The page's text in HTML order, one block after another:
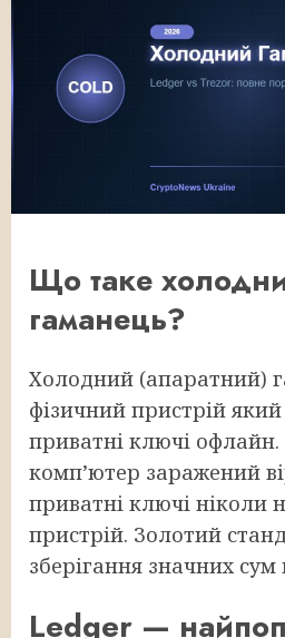
Що таке
гаманець?
Холодний (апаратний)
фізичний пристрій який
приватні ключі
комп’ютер заражений
приватні ключі ніколи
пристрій. Золотий
зберігання значних
Ledger —